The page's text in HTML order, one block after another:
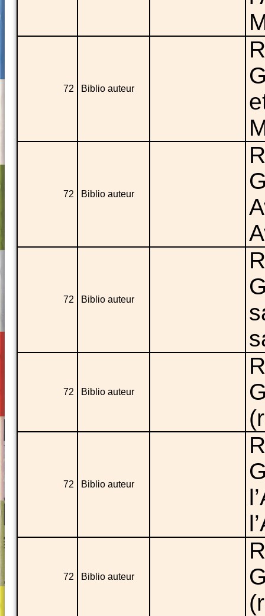
72 Biblio auteur
72 Biblio auteur
72 Biblio auteur
72 Biblio auteur
72 Biblio auteur
72 Biblio auteur